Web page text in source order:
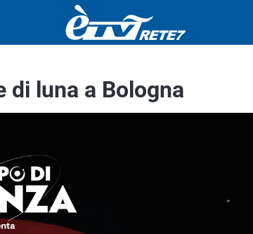
di luna a Bologna